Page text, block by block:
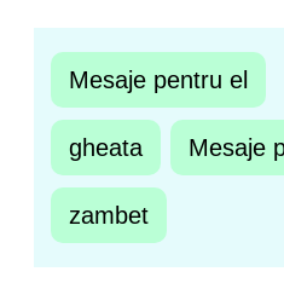
Mesaje pentru el
gheata Mesaje
zambet